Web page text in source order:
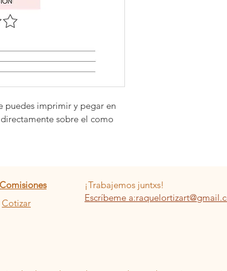
puedes imprimir y pegar en
sobre el como
Comisiones
Cotizar
¡Trabajemos juntxs!
Escríbeme